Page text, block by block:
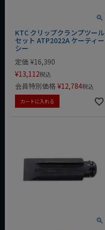
KTC クリップクランプツール
セット ATP2022A ケーティー
シー
定価 ¥16,390
¥13,112税込
会員特別価格 ¥12,784税込
カートに入れる